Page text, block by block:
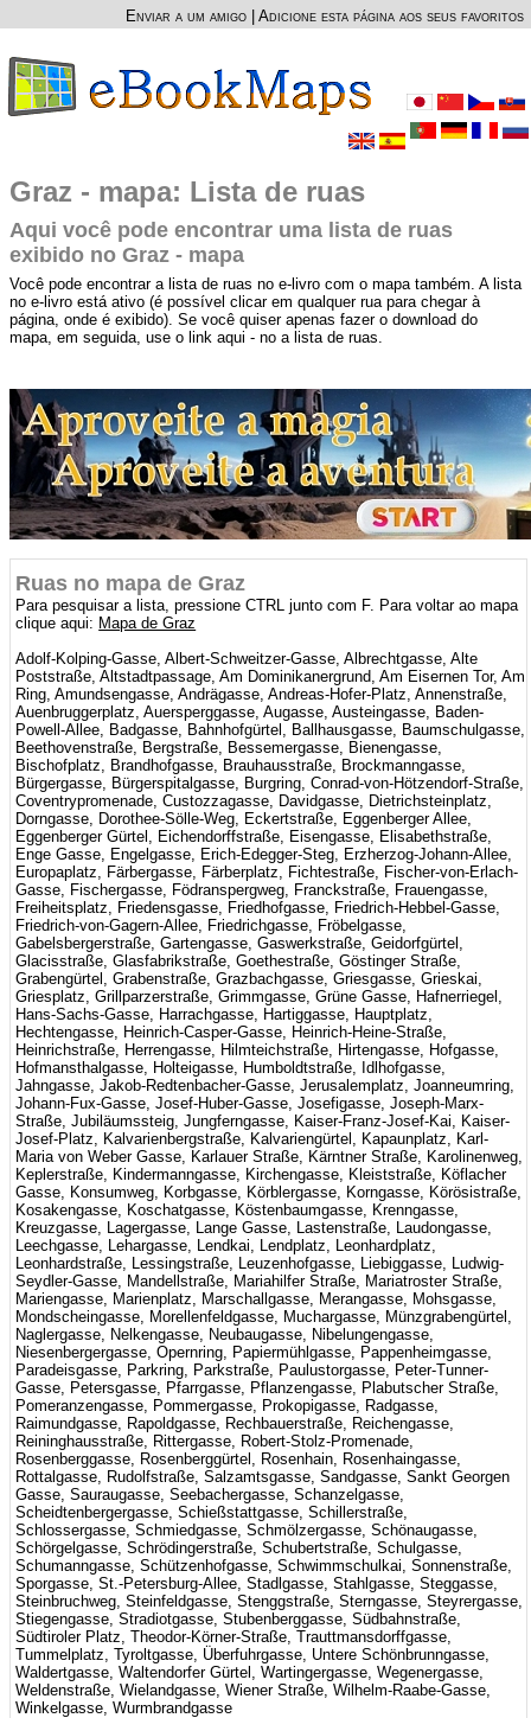
Enviar a um amigo Adicione esta página aos seus favoritos
Graz - mapa: Lista de ruas
Aqui você pode encontrar uma lista de ruas
exibido no Graz - mapa
Você pode encontrar a lista de ruas no e-livro com o mapa também. A lista
no e-livro está ativo (é possível clicar em qualquer rua para chegar à
página, onde é exibido). Se você quiser apenas fazer o download do
mapa, em seguida, use o link aqui - no a lista de ruas.
Ruas no mapa de Graz
Para pesquisar a lista, pressione CTRL junto com F. Para voltar ao mapa
clique aqui: Mapa de Graz
Adolf-Kolping-Gasse, Albert-Schweitzer-Gasse, Albrechtgasse, Alte
Poststraße, Altstadtpassage, Am Dominikanergrund, Am Eisernen Tor, Am
Ring, Amundsengasse, Andrägasse, Andreas-Hofer-Platz, Annenstraße,
Auenbruggerplatz, Auersperggasse, Augasse, Austeingasse, Baden-
Powell-Allee, Badgasse, Bahnhofgürtel, Ballhausgasse, Baumschulgasse,
Beethovenstraße, Bergstraße, Bessemergasse, Bienengasse,
Bischofplatz, Brandhofgasse, Brauhausstraße, Brockmanngasse,
Bürgergasse, Bürgerspitalgasse, Burgring, Conrad-von-Hötzendorf-Straße,
Coventrypromenade, Custozzagasse, Davidgasse, Dietrichsteinplatz,
Dorngasse, Dorothee-Sölle-Weg, Eckertstraße, Eggenberger Allee,
Eggenberger Gürtel, Eichendorffstraße, Eisengasse, Elisabethstraße,
Enge Gasse, Engelgasse, Erich-Edegger-Steg, Erzherzog-Johann-Allee,
Europaplatz, Färbergasse, Färberplatz, Fichtestraße, Fischer-von-Erlach-
Gasse, Fischergasse, Födranspergweg, Franckstraße, Frauengasse,
Freiheitsplatz, Friedensgasse, Friedhofgasse, Friedrich-Hebbel-Gasse,
Friedrich-von-Gagern-Allee, Friedrichgasse, Fröbelgasse,
Gabelsbergerstraße, Gartengasse, Gaswerkstraße, Geidorfgürtel,
Glacisstraße, Glasfabrikstraße, Goethestraße, Göstinger Straße,
Grabengürtel, Grabenstraße, Grazbachgasse, Griesgasse, Grieskai,
Griesplatz, Grillparzerstraße, Grimmgasse, Grüne Gasse, Hafnerriegel,
Hans-Sachs-Gasse, Harrachgasse, Hartiggasse, Hauptplatz,
Hechtengasse, Heinrich-Casper-Gasse, Heinrich-Heine-Straße,
Heinrichstraße, Herrengasse, Hilmteichstraße, Hirtengasse, Hofgasse,
Hofmansthalgasse, Holteigasse, Humboldtstraße, Idlhofgasse,
Jahngasse, Jakob-Redtenbacher-Gasse, Jerusalemplatz, Joanneumring,
Johann-Fux-Gasse, Josef-Huber-Gasse, Josefigasse, Joseph-Marx-
Straße, Jubiläumssteig, Jungferngasse, Kaiser-Franz-Josef-Kai, Kaiser-
Josef-Platz, Kalvarienbergstraße, Kalvariengürtel, Kapaunplatz, Karl-
Maria von Weber Gasse, Karlauer Straße, Kärntner Straße, Karolinenweg,
Keplerstraße, Kindermanngasse, Kirchengasse, Kleiststraße, Köflacher
Gasse, Konsumweg, Korbgasse, Körblergasse, Korngasse, Körösistraße,
Kosakengasse, Koschatgasse, Köstenbaumgasse, Krenngasse,
Kreuzgasse, Lagergasse, Lange Gasse, Lastenstraße, Laudongasse,
Leechgasse, Lehargasse, Lendkai, Lendplatz, Leonhardplatz,
Leonhardstraße, Lessingstraße, Leuzenhofgasse, Liebiggasse, Ludwig-
Seydler-Gasse, Mandellstraße, Mariahilfer Straße, Mariatroster Straße,
Mariengasse, Marienplatz, Marschallgasse, Merangasse, Mohsgasse,
Mondscheingasse, Morellenfeldgasse, Muchargasse, Münzgrabengürtel,
Naglergasse, Nelkengasse, Neubaugasse, Nibelungengasse,
Niesenbergergasse, Opernring, Papiermühlgasse, Pappenheimgasse,
Paradeisgasse, Parkring, Parkstraße, Paulustorgasse, Peter-Tunner-
Gasse, Petersgasse, Pfarrgasse, Pflanzengasse, Plabutscher Straße,
Pomeranzengasse, Pommergasse, Prokopigasse, Radgasse,
Raimundgasse, Rapoldgasse, Rechbauerstraße, Reichengasse,
Reininghausstraße, Rittergasse, Robert-Stolz-Promenade,
Rosenberggasse, Rosenberggürtel, Rosenhain, Rosenhaingasse,
Rottalgasse, Rudolfstraße, Salzamtsgasse, Sandgasse, Sankt Georgen
Gasse, Sauraugasse, Seebachergasse, Schanzelgasse,
Scheidtenbergergasse, Schießstattgasse, Schillerstraße,
Schlossergasse, Schmiedgasse, Schmölzergasse, Schönaugasse,
Schörgelgasse, Schrödingerstraße, Schubertstraße, Schulgasse,
Schumanngasse, Schützenhofgasse, Schwimmschulkai, Sonnenstraße,
Sporgasse, St.-Petersburg-Allee, Stadlgasse, Stahlgasse, Steggasse,
Steinbruchweg, Steinfeldgasse, Stenggstraße, Sterngasse, Steyrergasse,
Stiegengasse, Stradiotgasse, Stubenberggasse, Südbahnstraße,
Südtiroler Platz, Theodor-Körner-Straße, Trauttmansdorffgasse,
Tummelplatz, Tyroltgasse, Überfuhrgasse, Untere Schönbrunngasse,
Waldertgasse, Waltendorfer Gürtel, Wartingergasse, Wegenergasse,
Weldenstraße, Wielandgasse, Wiener Straße, Wilhelm-Raabe-Gasse,
Winkelgasse, Wurmbrandgasse